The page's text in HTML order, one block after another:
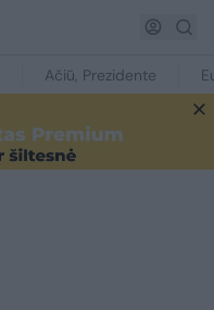
Ačiū, Prezidente